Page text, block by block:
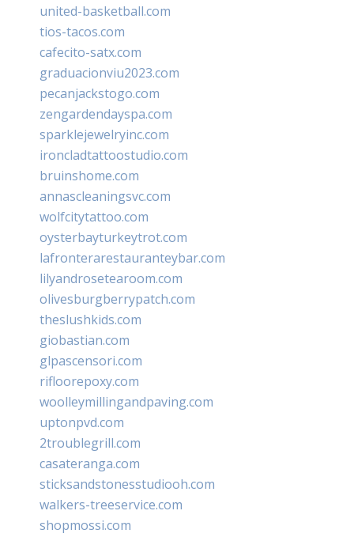
united-basketball.com
tios-tacos.com
cafecito-satx.com
graduacionviu2023.com
pecanjackstogo.com
zengardendayspa.com
sparklejewelryinc.com
ironcladtattoostudio.com
bruinshome.com
annascleaningsvc.com
wolfcitytattoo.com
oysterbayturkeytrot.com
lafronterarestauranteybar.com
lilyandrosetearoom.com
olivesburgberrypatch.com
theslushkids.com
giobastian.com
glpascensori.com
rifloorepoxy.com
woolleymillingandpaving.com
uptonpvd.com
2troublegrill.com
casateranga.com
sticksandstonesstudiooh.com
walkers-treeservice.com
shopmossi.com